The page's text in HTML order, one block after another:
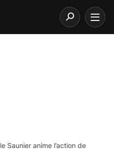
Saunier anime l’action de